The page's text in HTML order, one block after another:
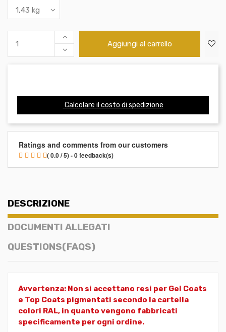
Aggiungi al carrello
Calcolare il costo di spedizione
Ratings and comments from our customers
( 0.0 / 5) - 0 feedback(s)
DESCRIZIONE
DOCUMENTI ALLEGATI
QUESTIONS(FAQS)
Avvertenza: Non si accettano resi per Gel Coats
e Top Coats pigmentati secondo la cartella
colori RAL, in quanto vengono fabbricati
specificamente per ogni ordine.